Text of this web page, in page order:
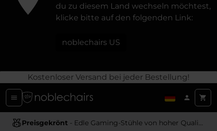
du zu diesem Land wechseln möchtest,
klicke bitte auf den folgenden Link:
noblechairs US
Kostenloser Versand bei jeder Bestellung!
Preisgekrönt - Edle Gaming-Stühle von hoher Qualität
Ergonomisches Design- Bietet optimale Unterstützung und Komfort